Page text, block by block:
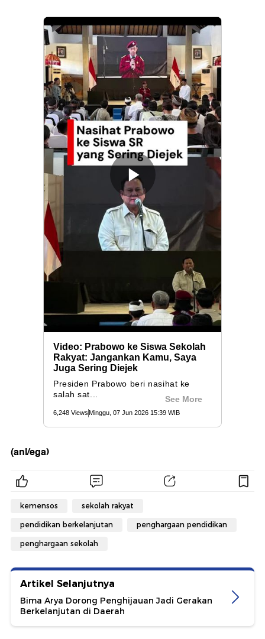
(anl/ega)
kemensos sekolah rakyat
pendidikan berkelanjutan penghargaan pendidikan
penghargaan sekolah
Artikel Selanjutnya
Bima Arya Dorong Penghijauan Jadi Gerakan
Berkelanjutan di Daerah